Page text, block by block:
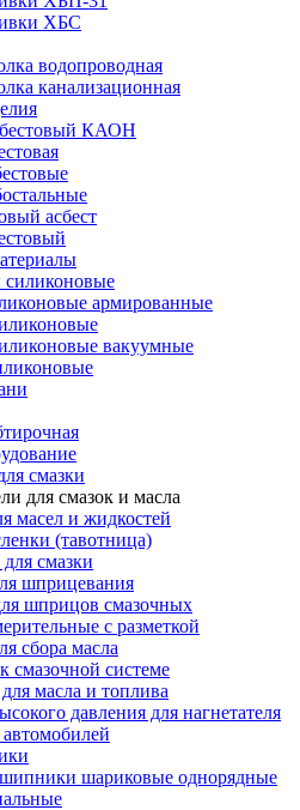
ХБС
водопроводная
канализационная
КАОН
асбеcт
армированные
вакуумные
смазки
для смазок и масла
масел и жидкостей
(тавотница)
смазки
шприцевания
шприцов смазочных
с разметкой
сбора масла
смазочной системе
масла и топлива
давления для нагнетателя
шариковые однорядные